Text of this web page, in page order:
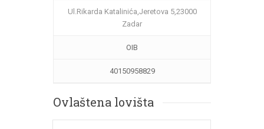
Ul.Rikarda Katalinića,Jeretova 5,23000
Zadar
OIB
40150958829
Ovlaštena lovišta